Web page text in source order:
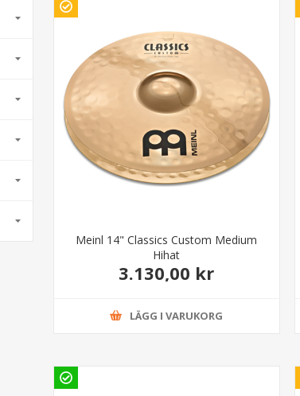
Meinl 14" Classics Custom Medium
Hihat
3.130,00 kr
LÄGG I VARUKORG